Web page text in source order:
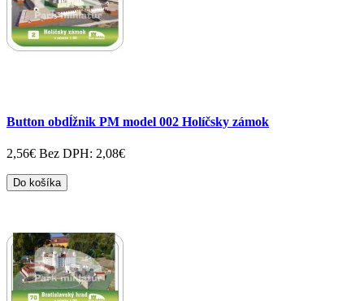
Button obdĺžnik PM model 002 Holíčsky zámok
2,56€ Bez DPH: 2,08€
Do košíka